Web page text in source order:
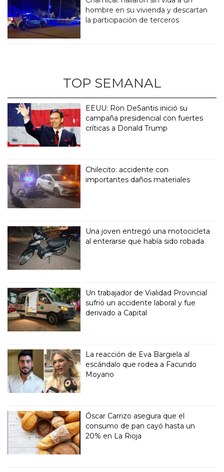
hombre en su vivienda y descartan
la participación de terceros
TOP SEMANAL
EEUU: Ron DeSantis inició su
campaña presidencial con fuertes
críticas a Donald Trump
Chilecito: accidente con
importantes daños materiales
Una joven entregó una motocicleta
al enterarse que había sido robada
Un trabajador de Vialidad Provincial
sufrió un accidente laboral y fue
derivado a Capital
La reacción de Eva Bargiela al
escándalo que rodea a Facundo
Moyano
Óscar Carrizo asegura que el
consumo de pan cayó hasta un
20% en La Rioja